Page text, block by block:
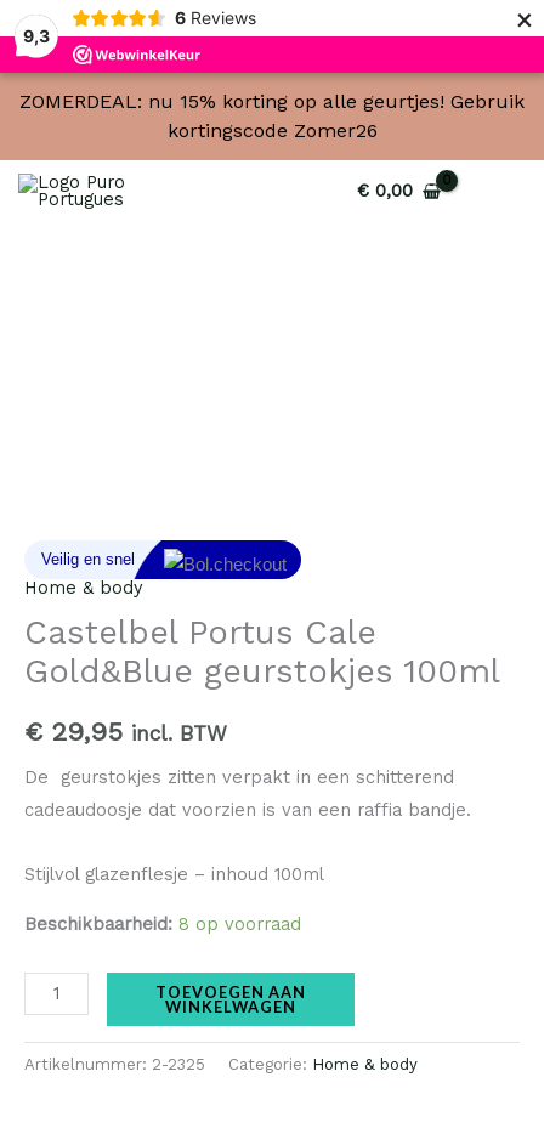
9,3
6 Reviews ×
ZOMERDEAL: nu 15% korting op alle geurtjes! Gebruik
kortingscode Zomer26
€0,00
Home & body
Castelbel Portus Cale
Gold&Blue geurstokjes 100ml
€29,95 incl. BTW
De geurstokjes zitten verpakt in een schitterend
cadeaudoosje dat voorzien is van een raffia bandje.
Stijlvol glazenflesje – inhoud 100ml
Beschikbaarheid: 8 op voorraad
TOEVOEGEN AAN
WINKELWAGEN
Artikelnummer: 2-2325 Categorie: Home & body